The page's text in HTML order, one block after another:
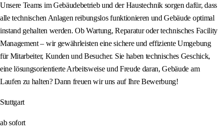
Unsere Teams im Gebäudebetrieb und der Haustechnik sorgen dafür, dass
alle technischen Anlagen reibungslos funktionieren und Gebäude optimal
instand gehalten werden. Ob Wartung, Reparatur oder technisches Facility
Management – wir gewährleisten eine sichere und effiziente Umgebung
für Mitarbeiter, Kunden und Besucher. Sie haben technisches Geschick,
eine lösungsorientierte Arbeitsweise und Freude daran, Gebäude am
Laufen zu halten? Dann freuen wir uns auf Ihre Bewerbung!
Stuttgart
ab sofort